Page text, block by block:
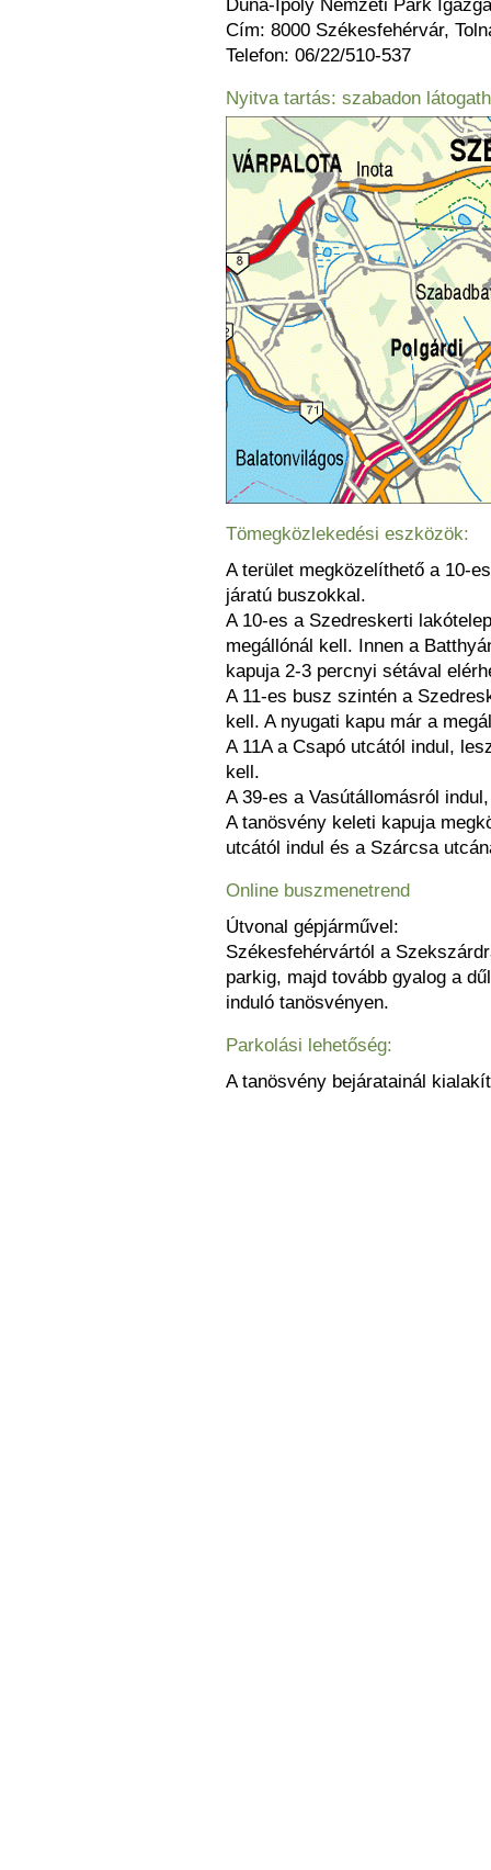
Duna-Ipoly Nemzeti Park
Cím: 8000 Székesfehérvár,
Telefon: 06/22/510-537
Nyitva tartás: szabadon
Tömegközlekedési eszközök:
A terület megközelíthető a 10-
járatú buszokkal.
A 10-es a Szedreskerti
megállónál kell. Innen a
kapuja 2-3 percnyi sétával
A 11-es busz szintén a
kell. A nyugati kapu már a
A 11A a Csapó utcától indul,
kell.
A 39-es a Vasútállomásról
A tanösvény keleti kapuja
utcától indul és a Szárcsa
Online buszmenetrend
Útvonal gépjárművel:
Székesfehérvártól a
parkig, majd tovább gyalog a
induló tanösvényen.
Parkolási lehetőség:
A tanösvény bejáratainál